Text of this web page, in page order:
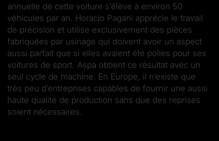
annuelle de cette voiture s’élève à environ 50
véhicules par an. Horacio Pagani apprécie le travail
de précision et utilise exclusivement des pièces
fabriquées par usinage qui doivent avoir un aspect
aussi parfait que si elles avaient été polies pour ses
voitures de sport. Aspa obtient ce résultat avec un
seul cycle de machine. En Europe, il n’existe que
très peu d’entreprises capables de fournir une aussi
haute qualité de production sans que des reprises
soient nécessaires.